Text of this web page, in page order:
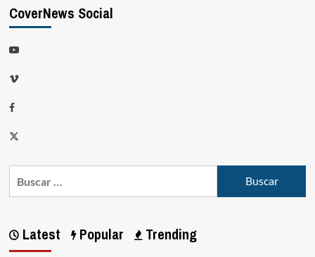
CoverNews Social
Latest Popular Trending